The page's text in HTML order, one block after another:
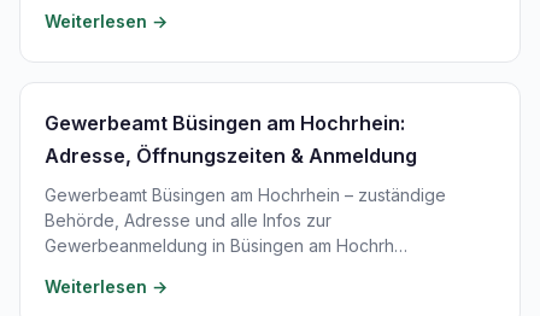
Weiterlesen →
Gewerbeamt Büsingen am Hochrhein:
Adresse, Öffnungszeiten & Anmeldung
Gewerbeamt Büsingen am Hochrhein – zuständige
Behörde, Adresse und alle Infos zur
Gewerbeanmeldung in Büsingen am Hochrh…
Weiterlesen →